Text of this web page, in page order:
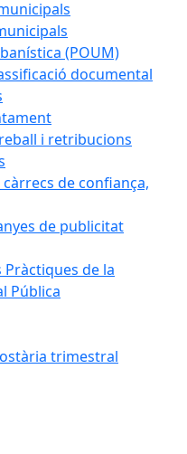
(POUM)
documental
i retribucions
de confiança,
de publicitat
Pràctiques de la
Pública
trimestral